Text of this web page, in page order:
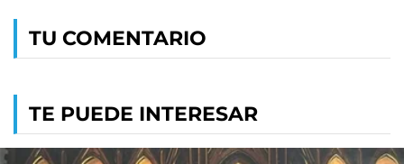
TU COMENTARIO
TE PUEDE INTERESAR